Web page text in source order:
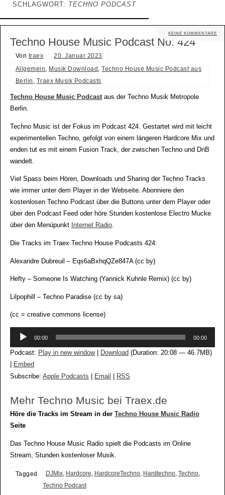
SCHLAGWORT: TECHNO PODCAST
KEINE KOMMENTARE
Techno House Music Podcast No. 424
Von traex
20. Januar 2023
Allgemein, Musik Download ,Techno House Music Podcast aus
Berlin , Traex Musik Podcasts
Techno House Music Podcastaus der Techno Musik Metropole
Berlin.
Techno Music ist der Fokus im Podcast 424. Gestartet wird mit leicht
experimentellen Techno, gefolgt von einem längeren Hardcore Mix und
enden tut es mit einem Fusion Track, der zwischen Techno und DnB
wandelt.
Viel Spass beim Hören, Downloads und Sharing der Techno Tracks
wie immer unter dem Player in der Webseite. Abonniere den
kostenlosen Techno Podcast über die Buttons unter dem Player oder
über den Podcast Feed oder höre Stunden kostenlose Electro Mucke
über den Menüpunkt Internet Radio.
Die Tracks im Traex Techno House Podcasts 424:
Alexandre Dubreuil – Eqs6aBxhqQZe847A (cc by)
Hefty – Someone Is Watching (Yannick Kuhnle Remix) (cc by)
Lilpophill – Techno Paradise (cc by sa)
(cc = creative commons license)
Audio-
00:00 00:00
Podcast: Play in new window| Download (Duration: 20:08 — 46.7MB)
Embed
Subscribe: Apple Podcasts Email RSS
Mehr Techno Music bei Traex.de
Höre die Tracks im Stream in der Techno House Music Radio
Seite
Das Techno House Music Radio spielt die Podcasts im Online
Stream, Stunden kostenloser Musik.
Tagged DJMix, Hardcore, HardcoreTechno, Hardtechno, Techno,
Techno Podcast